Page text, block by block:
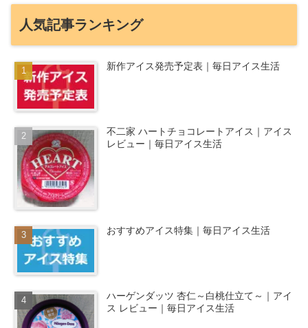
人気記事ランキング
新作アイス発売予定表｜毎日アイス生活
不二家 ハートチョコレートアイス｜アイス
レビュー｜毎日アイス生活
おすすめアイス特集｜毎日アイス生活
ハーゲンダッツ 杏仁～白桃仕立て～｜アイ
ス レビュー｜毎日アイス生活